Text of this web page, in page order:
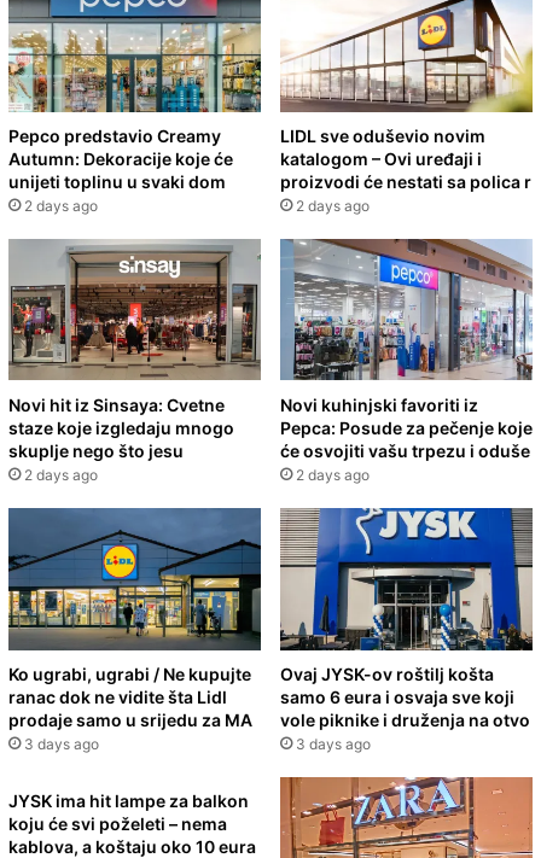
Pepco predstavio Creamy
Autumn: Dekoracije koje će
unijeti toplinu u svaki dom
2 days ago
LIDL sve oduševio novim
katalogom – Ovi uređaji i
proizvodi će nestati sa polica r
2 days ago
Novi hit iz Sinsaya: Cvetne
staze koje izgledaju mnogo
skuplje nego što jesu
2 days ago
Novi kuhinjski favoriti iz
Pepca: Posude za pečenje koje
će osvojiti vašu trpezu i oduše
2 days ago
Ko ugrabi, ugrabi / Ne kupujte
ranac dok ne vidite šta Lidl
prodaje samo u srijedu za MA
3 days ago
Ovaj JYSK-ov roštilj košta
samo 6 eura i osvaja sve koji
vole piknike i druženja na otvo
3 days ago
JYSK ima hit lampe za balkon
koju će svi poželeti – nema
kablova, a koštaju oko 10 eura